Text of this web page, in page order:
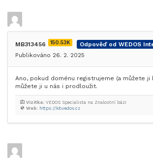
MB313456 150.53K
Odpověď od WEDOS
Publikováno 26. 2. 2025
Ano, pokud doménu registrujeme (a můžete ji
můžete ji u nás i prodloužit.
Web: https://kb.vedos.cz
Vizitka: VEDOS Specialista na Znalostní bázi